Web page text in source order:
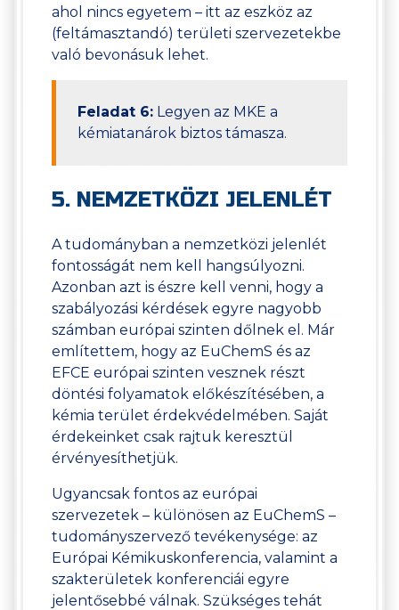
ahol nincs egyetem – itt az eszköz az
(feltámasztandó) területi szervezetekbe
való bevonásuk lehet.
Feladat 6: Legyen az MKE a
kémiatanárok biztos támasza.
5. NEMZETKÖZI JELENLÉT
A tudományban a nemzetközi jelenlét
fontosságát nem kell hangsúlyozni.
Azonban azt is észre kell venni, hogy a
szabályozási kérdések egyre nagyobb
számban európai szinten dőlnek el. Már
említettem, hogy az EuChemS és az
EFCE európai szinten vesznek részt
döntési folyamatok előkészítésében, a
kémia terület érdekvédelmében. Saját
érdekeinket csak rajtuk keresztül
érvényesíthetjük.
Ugyancsak fontos az európai
szervezetek – különösen az EuChemS –
tudományszervező tevékenysége: az
Európai Kémikuskonferencia, valamint a
szakterületek konferenciái egyre
jelentősebbé válnak. Szükséges tehát